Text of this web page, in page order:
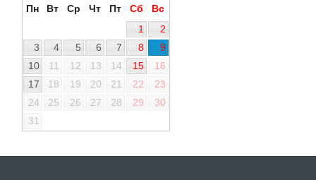
Пн Вт Ср Чт Пт Сб
Вс
1
2
3
4 5 6 7 8
9
10
11 12 13 14 15
16
17
18 19 20 21 22
23
24
25 26 27 28 29
30
31